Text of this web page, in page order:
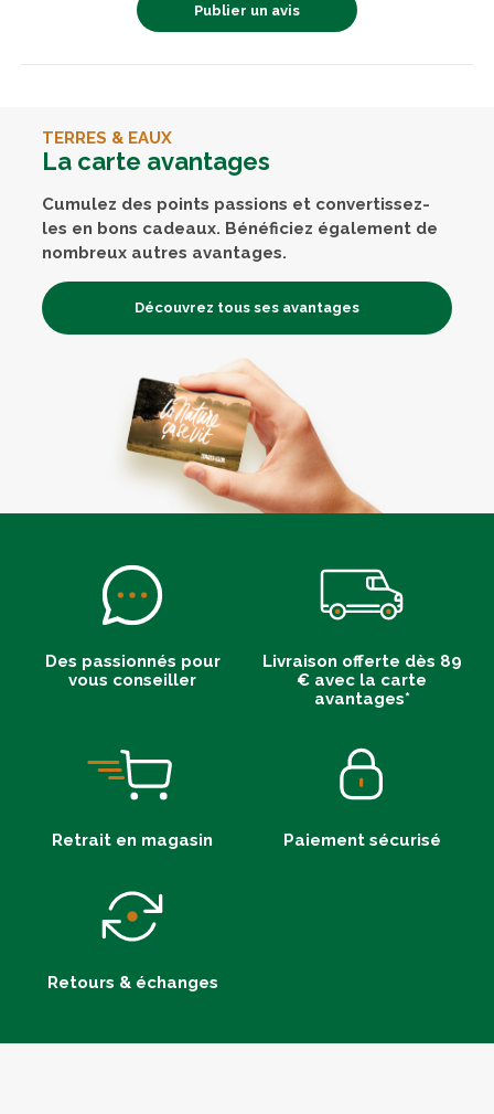
Publier un avis
TERRES & EAUX
La carte avantages
Cumulez des points passions et convertissez-
les en bons cadeaux. Bénéficiez également de
nombreux autres avantages.
Découvrez tous ses avantages
Des passionnés pour
vous conseiller
Livraison offerte dès 89
€ avec la carte
avantages*
Retrait en magasin Paiement sécurisé
Retours & échanges